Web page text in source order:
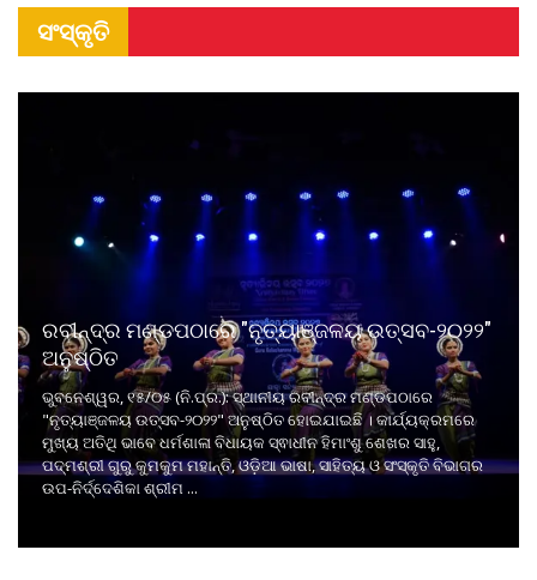
ସଂସ୍କୃତି
ରବୀନ୍ଦ୍ର ମଣ୍ଡପଠାରେ "ନୃତ୍ୟାଞ୍ଜଳୟ ଉତ୍ସବ-୨୦୨୨"
ଅନୁଷ୍ଠିତ
ଭୁବନେଶ୍ୱର, ୧୫/୦୫ (ନି.ପ୍ର.): ସ୍ଥାନୀୟ ରବୀନ୍ଦ୍ର ମଣ୍ଡପଠାରେ
"ନୃତ୍ୟାଞ୍ଜଳୟ ଉତ୍ସବ-୨୦୨୨" ଅନୁଷ୍ଠିତ ହୋଇଯାଇଛି । କାର୍ଯ୍ୟକ୍ରମରେ
ମୁଖ୍ୟ ଅତିଥି ଭାବେ ଧର୍ମଶାଳା ବିଧାୟକ ସ୍ଵାଧୀନ ହିମାଂଶୁ ଶେଖର ସାହୁ,
ପଦ୍ମଶ୍ରୀ ଗୁରୁ କୁମକୁମ ମହାନ୍ତି, ଓଡ଼ିଆ ଭାଷା, ସାହିତ୍ୟ ଓ ସଂସ୍କୃତି ବିଭାଗର
ଉପ-ନିର୍ଦ୍ଦେଶିକା ଶ୍ରୀମ ...